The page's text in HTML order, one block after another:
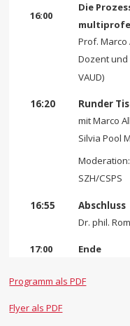
16:00
Die
Prof.
Dozent und
VAUD)
16:20
Runder
mit Marco
Silvia Pool
SZH/CSPS
16:55
Abschluss
Dr. phil.
17:00 Ende
Programm als PDF
Flyer als PDF